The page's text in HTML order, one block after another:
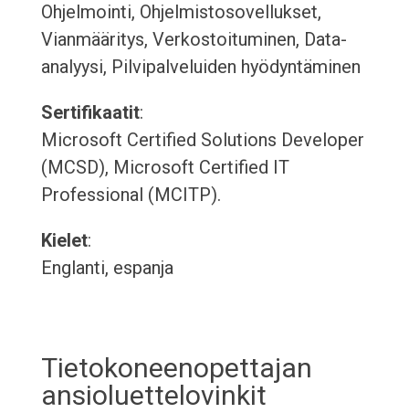
Ohjelmointi, Ohjelmistosovellukset,
Vianmääritys, Verkostoituminen, Data-
analyysi, Pilvipalveluiden hyödyntäminen
Sertifikaatit:
Microsoft Certified Solutions Developer
(MCSD), Microsoft Certified IT
Professional (MCITP).
Kielet:
Englanti, espanja
Tietokoneenopettajan
ansioluettelovinkit